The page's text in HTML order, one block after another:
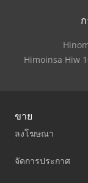
Himoinsa Hiw
ขาย
ลงโฆษณา
จัดการประกาศ